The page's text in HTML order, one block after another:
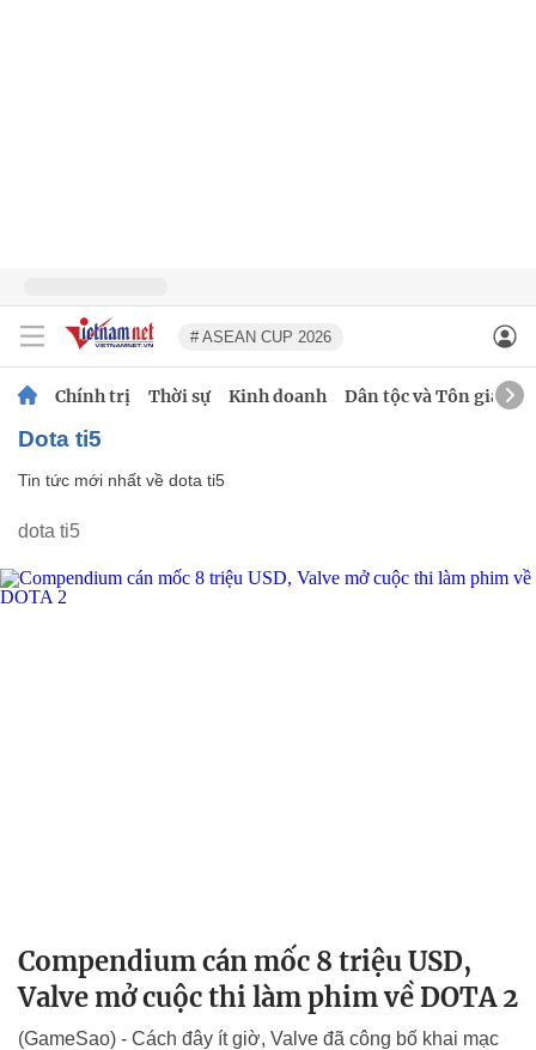
# ASEAN CUP 2026
Chính trị Thời sự Kinh doanh Dân tộc và Tôn giáo
dota ti5
Tin tức mới nhất về dota ti5
dota ti5
Compendium cán mốc 8 triệu USD,
Valve mở cuộc thi làm phim về DOTA 2
(GameSao) - Cách đây ít giờ, Valve đã công bố khai mạc